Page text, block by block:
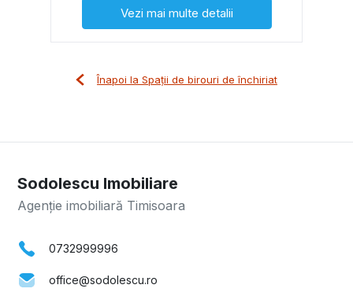
Vezi mai multe detalii
Înapoi la Spații de birouri de închiriat
Sodolescu Imobiliare
Agenție imobiliară Timisoara
0732999996
office@sodolescu.ro